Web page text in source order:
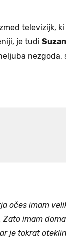
televizijk,
je tudi
nezgoda,
očes imam
Zato imam
je tokrat